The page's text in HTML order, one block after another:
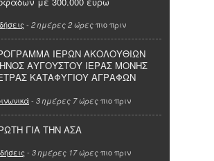
- 2 ημέρες 2 ώρες πιο πριν
ΙΕΡΩΝ ΑΚΟΛΟΥΘΙΩΝ
ΑΥΓΟΥΣΤΟΥ ΙΕΡΑΣ ΜΟΝΗΣ
ΚΑΤΑΦΥΓΙΟΥ ΑΓΡΑΦΩΝ
- 3 ημέρες 7 ώρες πιο πριν
ΓΙΑ ΤΗΝ ΑΣΑ
- 3 ημέρες 17 ώρες πιο πριν